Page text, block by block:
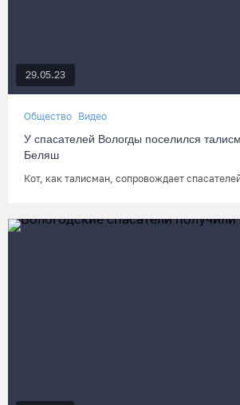
29.05.23
Общество Видео
У спасателей Вологды поселился
Беляш
Кот, как талисман, сопровождает